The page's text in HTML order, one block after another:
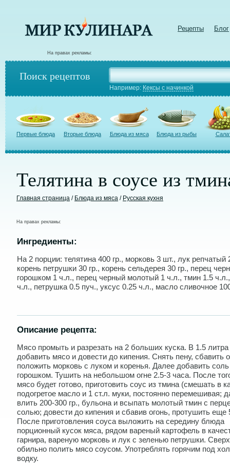
Рецепты Блог
На правах рекламы:
Поиск рецептов
Например: Кексы с начинкой
Первые блюда Вторые блюда Блюда из мяса Блюда из рыбы
Телятина в соусе из
Главная страница / Блюда из мяса / Русская кухня
На правах рекламы:
Ингредиенты:
На 2 порции: телятина 400 гр., морковь 3 шт., лук репчатый
корень петрушки 30 гр., корень сельдерея 30 гр., перец
горошком 1 ч.л., перец черный молотый 1 ч.л., тмин 1.5
ч.л., петрушка 0.5 пуч., уксус 0.25 ч.л., масло сливочное
Описание рецепта:
Мясо промыть и разрезать на 2 больших куска. В 1.5
добавить мясо и довести до кипения. Снять пену, сбавить
положить морковь с луком и коренья. Далее добавить
горошком. Тушить на небольшом огне 2.5-3 часа. После
мясо будет готово, приготовить соус из тмина (смешать в
подогретое масло и 1 ст.л. муки, постоянно перемешивая;
влить 200-300 гр., бульона и всыпать молотый тмин с
солью; довести до кипения и сбавив огонь, протушить еще
После приготовления соуса выложить на середину блюда
порционный кусок мяса, рядом вареный картофель в
гарнира, вареную морковь и лук с зеленью петрушки.
обильно полить мясо соусом. Употреблять горячим под
водку.